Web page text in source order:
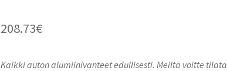
208.73€
Kaikki auton alumiinivanteet edullisesti. Meiltä voitte tilata